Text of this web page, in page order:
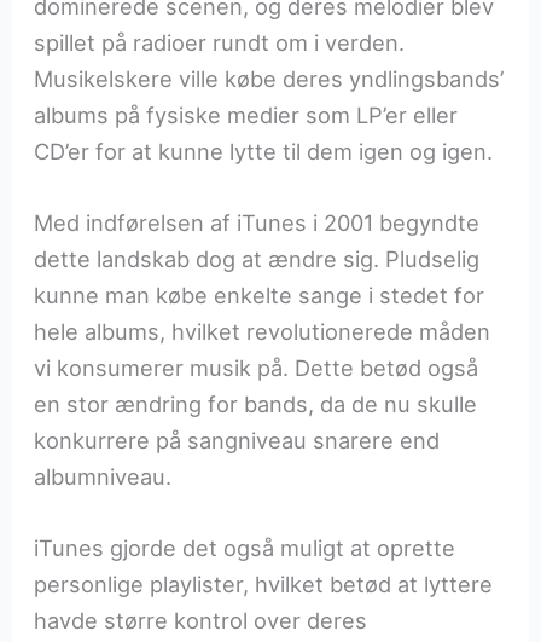
dominerede scenen, og deres melodier blev
spillet på radioer rundt om i verden.
Musikelskere ville købe deres yndlingsbands’
albums på fysiske medier som LP’er eller
CD’er for at kunne lytte til dem igen og igen.
Med indførelsen af iTunes i 2001 begyndte
dette landskab dog at ændre sig. Pludselig
kunne man købe enkelte sange i stedet for
hele albums, hvilket revolutionerede måden
vi konsumerer musik på. Dette betød også
en stor ændring for bands, da de nu skulle
konkurrere på sangniveau snarere end
albumniveau.
iTunes gjorde det også muligt at oprette
personlige playlister, hvilket betød at lyttere
havde større kontrol over deres